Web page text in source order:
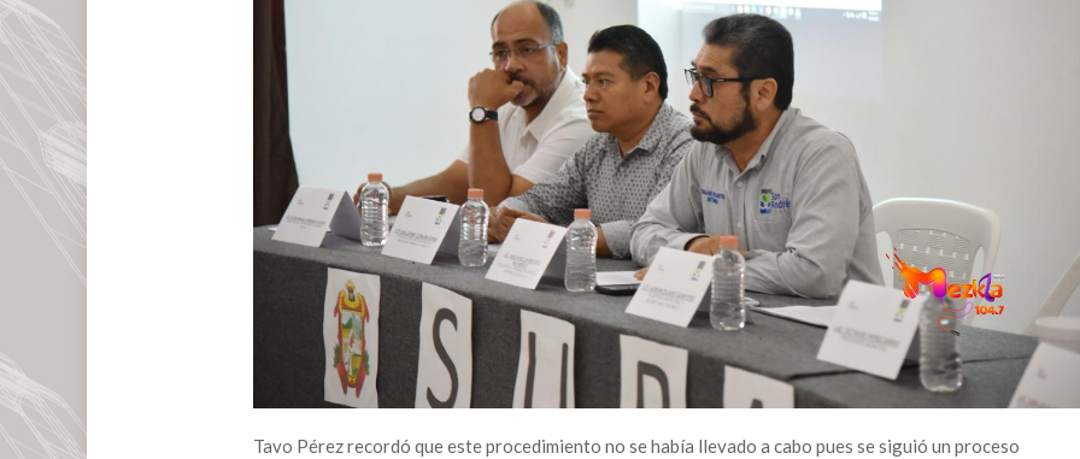
Tavo Pérez recordó que este procedimiento no se había llevado a cabo pues se siguió un proceso